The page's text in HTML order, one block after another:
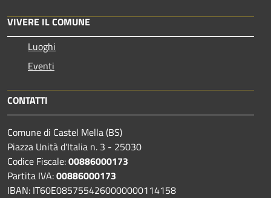
VIVERE IL COMUNE
Luoghi
Eventi
CONTATTI
Comune di Castel Mella (BS)
Piazza Unità d'Italia n. 3 - 25030
Codice Fiscale:00886000173
Partita IVA:00886000173
IBAN: IT60E0857554260000000114158